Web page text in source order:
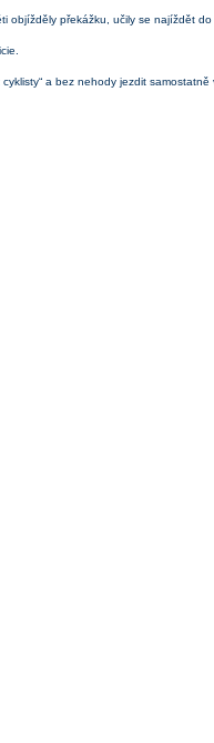
objížděly překážku, učily se najíždět do
a bez nehody jezdit samostatně